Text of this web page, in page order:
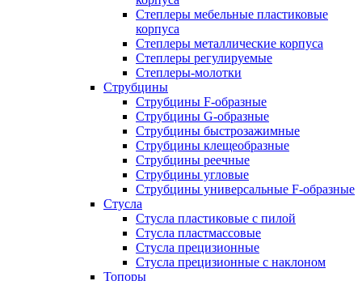
Степлеры мебельные пластиковые
корпуса
Степлеры металлические корпуса
Степлеры регулируемые
Степлеры-молотки
Струбцины
Струбцины F-образные
Струбцины G-образные
Струбцины быстрозажимные
Струбцины клещеобразные
Струбцины реечные
Струбцины угловые
Струбцины универсальные F-образные
Стусла
Стусла пластиковые с пилой
Стусла пластмассовые
Стусла прецизионные
Стусла прецизионные с наклоном
Топоры